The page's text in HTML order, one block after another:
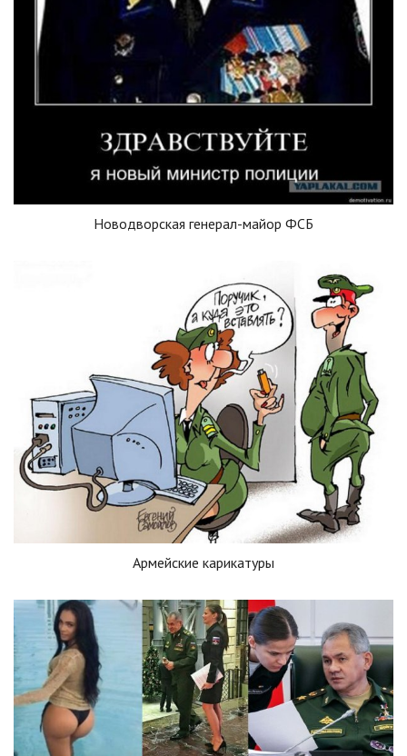
Новодворская генерал-майор ФСБ
Армейские карикатуры